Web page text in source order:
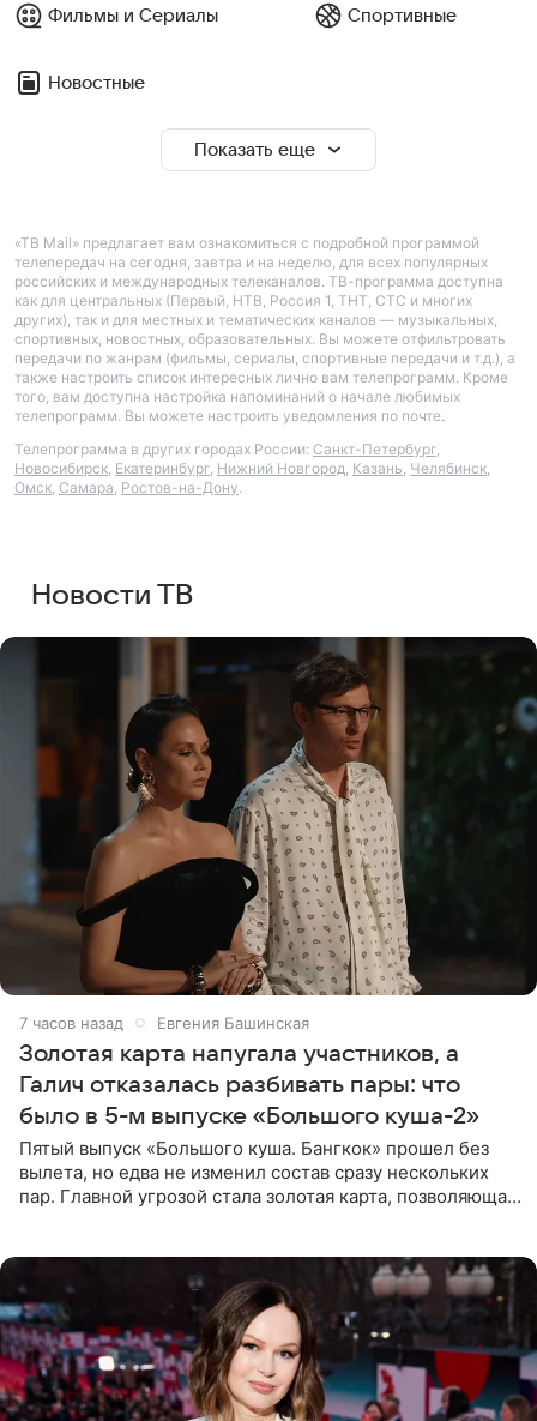
Фильмы и Сериалы Спортивные
Новостные
Показать еще
«ТВ Mail» предлагает вам ознакомиться с подробной программой
телепередач на сегодня, завтра и на неделю, для всех популярных
российских и международных телеканалов. ТВ-программа доступна
как для центральных (Первый, НТВ, Россия 1, ТНТ, СТС и многих
других), так и для местных и тематических каналов — музыкальных,
спортивных, новостных, образовательных. Вы можете отфильтровать
передачи по жанрам (фильмы, сериалы, спортивные передачи и т.д.), а
также настроить список интересных лично вам телепрограмм. Кроме
того, вам доступна настройка напоминаний о начале любимых
телепрограмм. Вы можете настроить уведомления по почте.
Телепрограмма в других городах России: Санкт-Петербург,
Новосибирск, Екатеринбург, Нижний Новгород, Казань, Челябинск,
Омск, Самара, Ростов-на-Дону.
Новости ТВ
7 часов назад Евгения Башинская
Золотая карта напугала участников, а
Галич отказалась разбивать пары: что
было в 5-м выпуске «Большого куша-2»
Пятый выпуск «Большого куша. Бангкок» прошел без
вылета, но едва не изменил состав сразу нескольких
пар. Главной угрозой стала золотая карта, позволяющая